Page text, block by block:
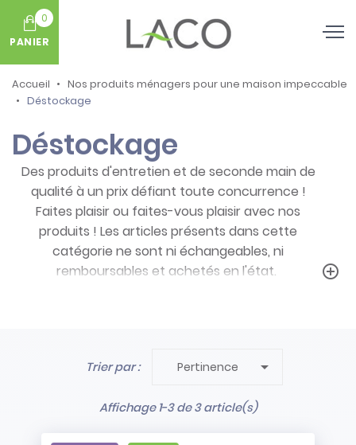
0
PANIER
Accueil
Nos produits ménagers pour une maison impeccable
Déstockage
Déstockage
Des produits d'entretien et de seconde main de
qualité à un prix défiant toute concurrence !
Faites plaisir ou faites-vous plaisir avec nos
produits ! Les articles présents dans cette
catégorie ne sont ni échangeables, ni
remboursables et achetés en l'état.
- Stock limité et non renouvelé
add_circle_outline
Trier par : Pertinence 
Affichage 1-3 de 3 article(s)